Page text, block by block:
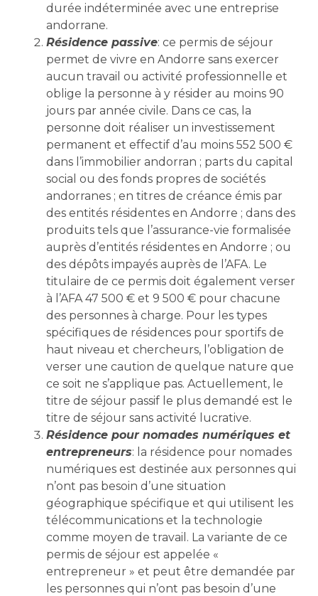
durée indéterminée avec une entreprise
andorrane.
Résidence passive: ce permis de séjour
permet de vivre en Andorre sans exercer
aucun travail ou activité professionnelle et
oblige la personne à y résider au moins 90
jours par année civile. Dans ce cas, la
personne doit réaliser un investissement
permanent et effectif d’au moins 552 500 €
dans l’immobilier andorran ; parts du capital
social ou des fonds propres de sociétés
andorranes ; en titres de créance émis par
des entités résidentes en Andorre ; dans des
produits tels que l’assurance-vie formalisée
auprès d’entités résidentes en Andorre ; ou
des dépôts impayés auprès de l’AFA. Le
titulaire de ce permis doit également verser
à l’AFA 47 500 € et 9 500 € pour chacune
des personnes à charge. Pour les types
spécifiques de résidences pour sportifs de
haut niveau et chercheurs, l’obligation de
verser une caution de quelque nature que
ce soit ne s’applique pas. Actuellement, le
titre de séjour passif le plus demandé est le
titre de séjour sans activité lucrative.
Résidence pour nomades numériques et
entrepreneurs: la résidence pour nomades
numériques est destinée aux personnes qui
n’ont pas besoin d’une situation
géographique spécifique et qui utilisent les
télécommunications et la technologie
comme moyen de travail. La variante de ce
permis de séjour est appelée «
entrepreneur » et peut être demandée par
les personnes qui n’ont pas besoin d’une